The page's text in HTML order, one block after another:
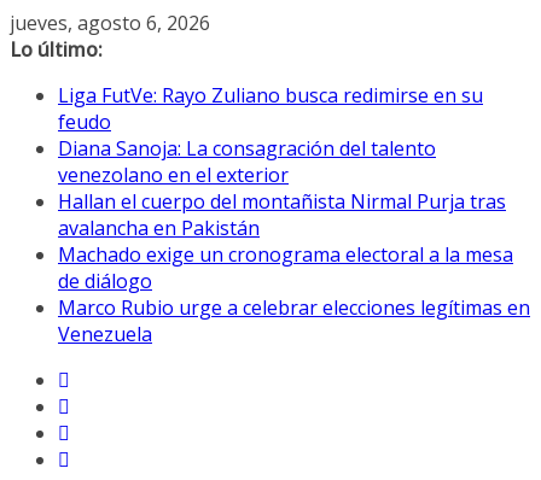
Saltar
al
jueves, agosto 6, 2026
Lo último:
Liga FutVe: Rayo Zuliano busca redimirse en su
feudo
Diana Sanoja: La consagración del talento
venezolano en el exterior
Hallan el cuerpo del montañista Nirmal Purja tras
avalancha en Pakistán
Machado exige un cronograma electoral a la mesa
de diálogo
Marco Rubio urge a celebrar elecciones legítimas en
Venezuela